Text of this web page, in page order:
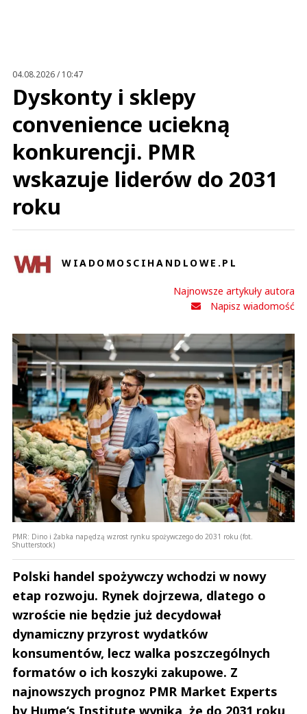
04.08.2026 / 10:47
Dyskonty i sklepy
convenience uciekną
konkurencji. PMR
wskazuje liderów do 2031
roku
WIADOMOSCIHANDLOWE.PL
Najnowsze artykuły autora
Napisz wiadomość
PMR: Dino i Żabka napędzą wzrost rynku spożywczego do 2031 roku (fot.
Shutterstock)
Polski handel spożywczy wchodzi w nowy
etap rozwoju. Rynek dojrzewa, dlatego o
wzroście nie będzie już decydował
dynamiczny przyrost wydatków
konsumentów, lecz walka poszczególnych
formatów o ich koszyki zakupowe. Z
najnowszych prognoz PMR Market Experts
by Hume‘s Institute wynika, że do 2031 roku